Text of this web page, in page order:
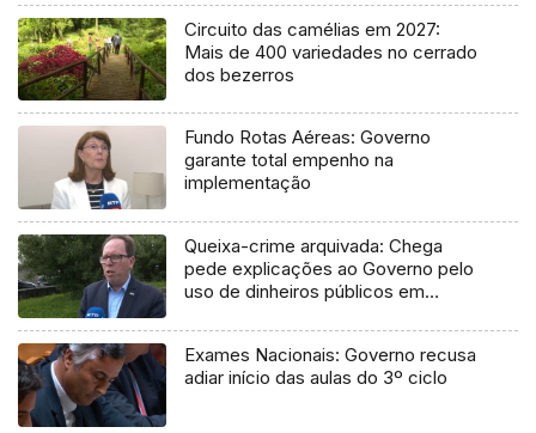
Circuito das camélias em 2027:
Mais de 400 variedades no cerrado
dos bezerros
Fundo Rotas Aéreas: Governo
garante total empenho na
implementação
Queixa-crime arquivada: Chega
pede explicações ao Governo pelo
uso de dinheiros públicos em
Exames Nacionais: Governo recusa
adiar início das aulas do 3º ciclo